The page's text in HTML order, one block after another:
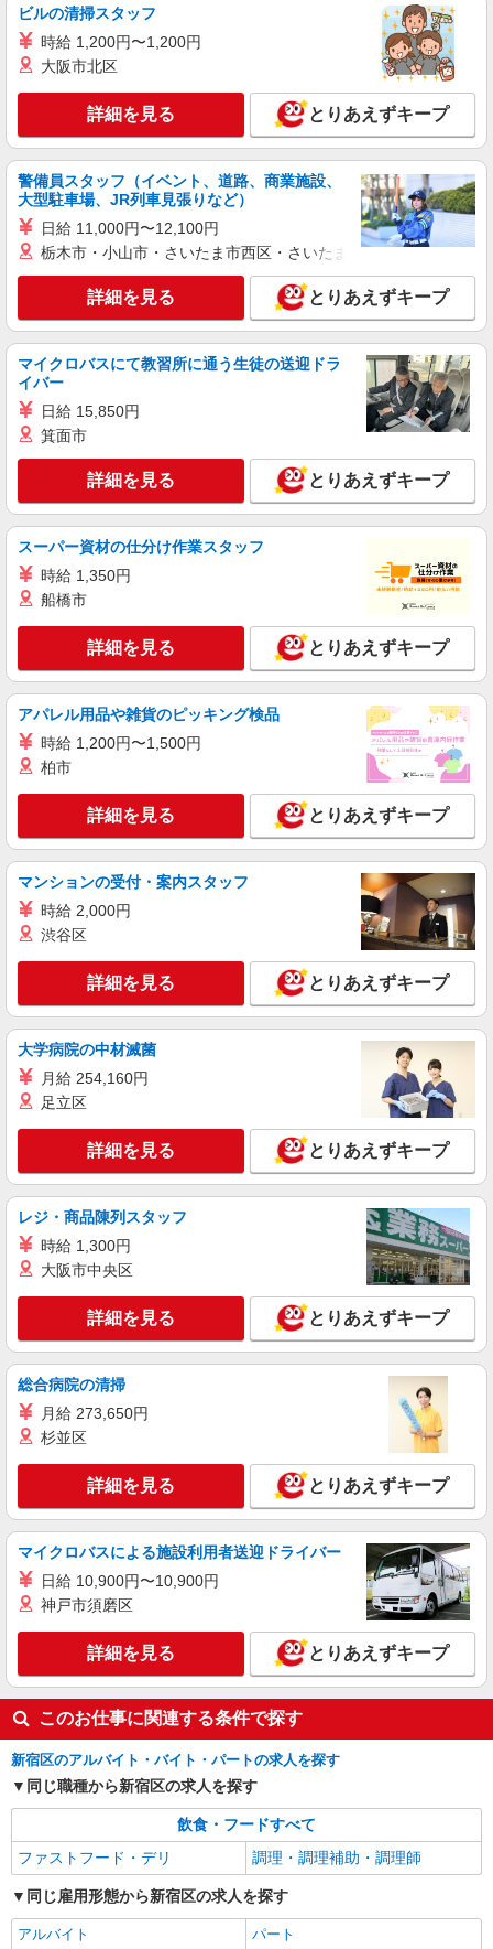
キープ
アルバイト パート
コンパスグループ・ジャパン株式会社 21760_p
調理員【アルバイト・パート】
時給1,450円以上 試用期間中 時給1,450円以上
(試用期間2ヶ月) 残業が発生した場合、残業代を1
分単位で別途支給します。
大成建設本社 （東京都新宿区西新宿1-25-1
新宿センタービル6階）
キープ 詳細を見る
コンパスグループ・ジャパン株式会社 39502_f
料理長【正社員】
月給30万円〜35万円 試用期間中 月給30万円〜
本給12ヵ月＋賞与） 4,200,000〜5,320,000円 ▼
4,723,256〜5,982,791円 ※給与は経験や前職給与
に応じて決定します。
グランダ目白落合 （東京都新宿区中落合2-
キープ 詳細を見る
コンパスグループ・ジャパン株式会社 31905_p
調理補助【アルバイト・パート】
(試用期間2ヶ月) 残業が発生した場合、残業代を1
分単位で別途支給します。
東京都庁 （東京都新宿区西新宿2‐8‐1 東京
都庁第一本庁舎32階）
キープ 詳細を見る
アルバイト
コンパスグループ・ジャパン株式会社 39502_p
調理補助【アルバイト・パート】
時給1,400円以上 試用期間中 時給1,400円以上
(試用期間2ヶ月) 残業が発生した場合、残業代を1
分単位で別途支給します。
グランダ目白落合 （東京都新宿区中落合2-
キープ 詳細を見る
アルバイト パート
ケンタッキーフライドチキン 四谷駅前店
カウンター・キッチンスタッフ ＜優先募集日
時＞平日（月〜金） 11:00〜17:00
東京都新宿区四谷1-3
キープ 詳細を見る
アルバイト パート
ケンタッキーフライドチキン 早稲田駅前店
カウンター・キッチンスタッフ ＜優先募集日
時＞平日（月〜金） 9:00〜14:00
時給1300円
東京都新宿区馬場下町6-5
キープ
アルバイト パート
ケンタッキーフライドチキン 新宿東宝ビル店
カウンター・キッチンスタッフ ＜優先募集日
時＞土日祝 11:00〜17:00
時給1350円 ＜高校生＞時給1300円
東京都新宿区歌舞伎町1－19－1 FSビル
詳細を見る
ビルの清掃スタッフ
時給 1,200円〜1,200円
大阪市北区
詳細を見る とりあえずキープ
警備員スタッフ（イベント、道路、商業施設、
大型駐車場、JR列車見張りなど）
日給 11,000円〜12,100円
栃木市・小山市・さいたま市西区・さいたま市岩槻区・久喜市・
詳細を見る とりあえずキープ
マイクロバスにて教習所に通う生徒の送迎ドラ
イバー
日給 15,850円
箕面市
詳細を見る とりあえずキープ
スーパー資材の仕分け作業スタッフ
時給 1,350円
船橋市
詳細を見る とりあえずキープ
アパレル用品や雑貨のピッキング検品
時給 1,200円〜1,500円
柏市
詳細を見る とりあえずキープ
マンションの受付・案内スタッフ
時給 2,000円
渋谷区
詳細を見る とりあえずキープ
大学病院の中材滅菌
月給 254,160円
足立区
詳細を見る とりあえずキープ
レジ・商品陳列スタッフ
時給 1,300円
大阪市中央区
詳細を見る とりあえずキープ
総合病院の清掃
月給 273,650円
杉並区
詳細を見る とりあえずキープ
マイクロバスによる施設利用者送迎ドライバー
日給 10,900円〜10,900円
神戸市須磨区
詳細を見る とりあえずキープ
このお仕事に関連する条件で探す
新宿区のアルバイト・バイト・パートの求人を探す
同じ職種から新宿区の求人を探す
飲食・フードすべて
ファストフード・デリ
調理・調理補助・調理師
同じ雇用形態から新宿区の求人を探す
アルバイト パート